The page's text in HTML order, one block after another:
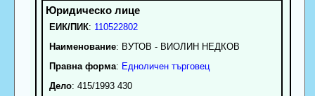
ЕИК/ПИК: 110522802
Наименование: ВУТОВ - ВИОЛИН НЕДКОВ
Правна форма: Едноличен търговец
Дело: 415/1993 430